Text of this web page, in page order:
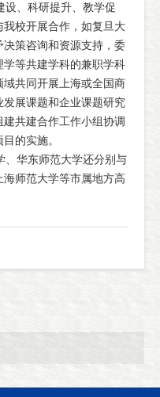
、科研提升、教学促
校开展合作，如复旦大
策咨询和资源支持，委
等共建学科的兼职学科
共同开展上海或全国商
展课题和企业课题研究
共建合作工作小组协调
的实施。
华东师范大学还分别与
海师范大学等市属地方高